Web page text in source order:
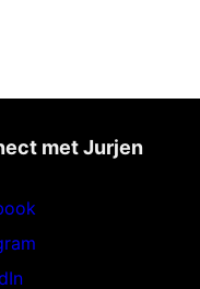
met Jurjen